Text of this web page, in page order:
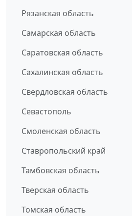
Рязанская область
Самарская область
Саратовская область
Сахалинская область
Свердловская область
Севастополь
Смоленская область
Ставропольский край
Тамбовская область
Тверская область
Томская область